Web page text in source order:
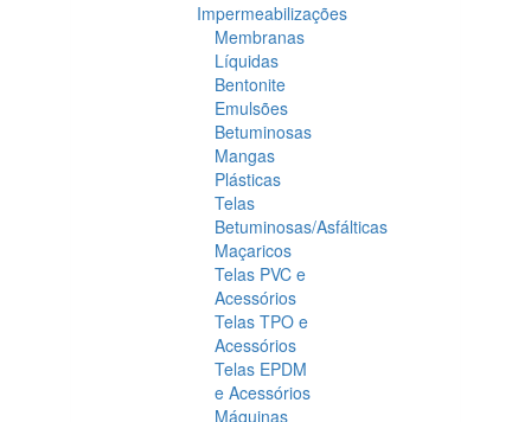
Impermeabilizações
Membranas
Líquidas
Bentonite
Emulsões
Betuminosas
Mangas
Plásticas
Telas
Betuminosas/Asfálticas
Maçaricos
Telas PVC e
Acessórios
Telas TPO e
Acessórios
Telas EPDM
e Acessórios
Máquinas